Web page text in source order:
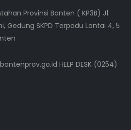
Provinsi Banten ( KP3B) Jl.
Gedung SKPD Terpadu Lantai 4, 5
HELP DESK (0254)